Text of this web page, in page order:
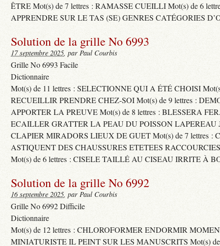
ÊTRE Mot(s) de 7 lettres : RAMASSE CUEILLI Mot(s) de 6
APPRENDRE SUR LE TAS (SE) GENRES CATÉGORIES
Solution de la grille No 6993
17 septembre 2025, par Paul Courbis
Grille No 6993 Facile
Dictionnaire
Mot(s) de 11 lettres : SELECTIONNE QUI A ÉTÉ CHOISI
RECUEILLIR PRENDRE CHEZ-SOI Mot(s) de 9 lettres :
APPORTER LA PREUVE Mot(s) de 8 lettres : BLESSERA
ECAILLER GRATTER LA PEAU DU POISSON LAPEREAU
CLAPIER MIRADORS LIEUX DE GUET Mot(s) de 7 lettres :
ASTIQUENT DES CHAUSSURES ETETEES
Mot(s) de 6 lettres : CISELE TAILLÉ AU CISEAU IRRITE À
Solution de la grille No 6992
16 septembre 2025, par Paul Courbis
Grille No 6992 Difficile
Dictionnaire
Mot(s) de 12 lettres : CHLOROFORMER ENDORMIR
MINIATURISTE IL PEINT SUR LES MANUSCRITS Mot(s) de